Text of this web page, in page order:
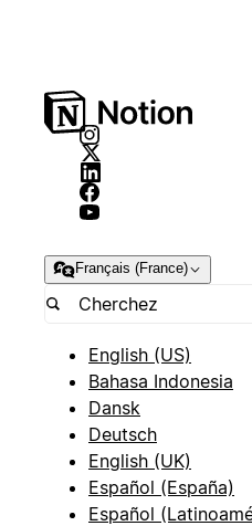
Français (France)
English (US)
Bahasa Indonesia
Dansk
Deutsch
English (UK)
Español (España)
Español